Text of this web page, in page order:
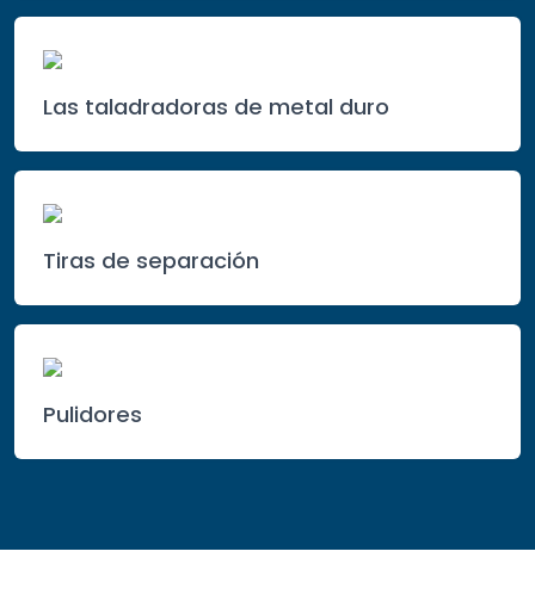
Las taladradoras de metal duro
Tiras de separación
Pulidores